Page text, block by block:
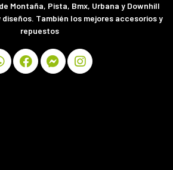
Montaña, Pista, Bmx, Urbana y Downhill
También los mejores accesorios y
repuestos